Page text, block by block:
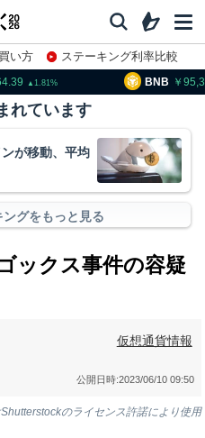
い方
ステーキング利率比較
95,305.0
れています
が移動、平均
グをもっと見る
ックス事件の容疑
仮想通貨情報
公開日時:2023/06/10 09:50
のライセンス許諾により使用